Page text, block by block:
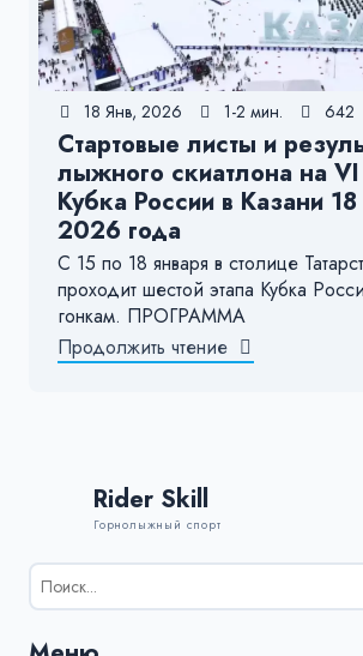
18 Янв, 2026 1-2 мин. 642
Стартовые листы и
лыжного скиатлона на VI
Кубка России в Казани
2026 года
С 15 по 18 января в столице
проходит шестой этапа Кубка
гонкам. ПРОГРАММА
Продолжить чтение
Rider Skill
Горнолыжный спорт
Результаты
поиска